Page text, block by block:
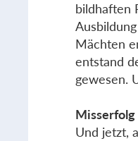
bildhaften
Mächten
entstand
gewesen.
Misserfolg
Und jetzt,